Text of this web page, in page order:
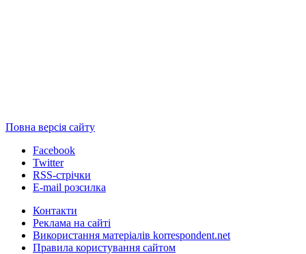
Повна версія сайту
Facebook
Twitter
RSS-стрічки
E-mail розсилка
Контакти
Реклама на сайті
Використання матеріалів korrespondent.net
Правила користування сайтом